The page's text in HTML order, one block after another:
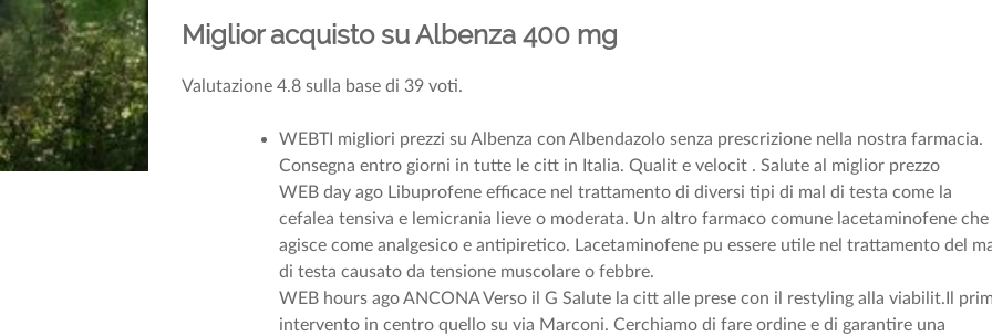
Miglior acquisto su Albenza 400 mg
Valutazione4.8 sulla base di 39 voti.
WEBTI migliori prezzi su Albenza con Albendazolo senza prescrizione nella nostra farmacia.
Consegna entro giorni in tutte le citt in Italia. Qualit e velocit . Salute al miglior prezzo
WEB day ago Libuprofene efficace nel trattamento di diversi tipi di mal di testa come la
cefalea tensiva e lemicrania lieve o moderata. Un altro farmaco comune lacetaminofene che
agisce come analgesico e antipiretico. Lacetaminofene pu essere utile nel trattamento del
di testa causato da tensione muscolare o febbre.
WEB hours ago ANCONA Verso il G Salute la citt alle prese con il restyling alla viabilit.Il
intervento in centro quello su via Marconi. Cerchiamo di fare ordine e di garantire una